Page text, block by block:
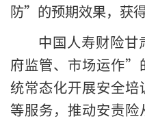
防”的预期效果，获
中国人寿财险
府监管、市场运作”
统常态化开展安全
等服务，推动安责